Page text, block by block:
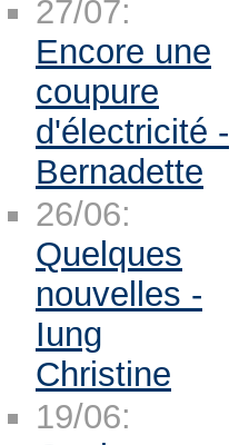
27/07:
Encore une
coupure
d'électricité -
Bernadette
26/06:
Quelques
nouvelles -
Iung
Christine
19/06: